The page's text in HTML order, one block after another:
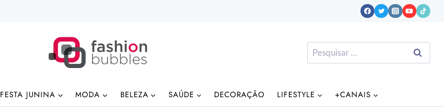
Pesquisar
por:
FESTA JUNINA MODA BELEZA SAÚDE DECORAÇÃO LIFESTYLE +CANAIS